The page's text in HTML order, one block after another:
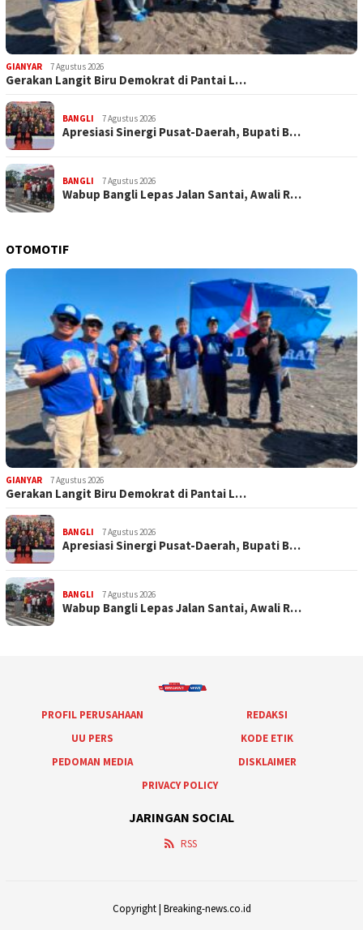
GIANYAR 7 Agustus 2026
Gerakan Langit Biru Demokrat di Pantai L…
BANGLI 7 Agustus 2026
Apresiasi Sinergi Pusat-Daerah, Bupati B…
BANGLI 7 Agustus 2026
Wabup Bangli Lepas Jalan Santai, Awali R…
OTOMOTIF
GIANYAR 7 Agustus 2026
Gerakan Langit Biru Demokrat di Pantai L…
BANGLI 7 Agustus 2026
Apresiasi Sinergi Pusat-Daerah, Bupati B…
BANGLI 7 Agustus 2026
Wabup Bangli Lepas Jalan Santai, Awali R…
PROFIL PERUSAHAAN
REDAKSI
UU PERS
KODE ETIK
PEDOMAN MEDIA
DISKLAIMER
PRIVACY POLICY
JARINGAN SOCIAL
RSS
Copyright | Breaking-news.co.id